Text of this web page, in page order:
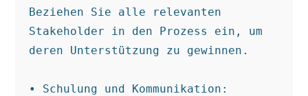
Beziehen Sie alle relevanten
Stakeholder in den Prozess ein, um
deren Unterstützung zu gewinnen.
• Schulung und Kommunikation: